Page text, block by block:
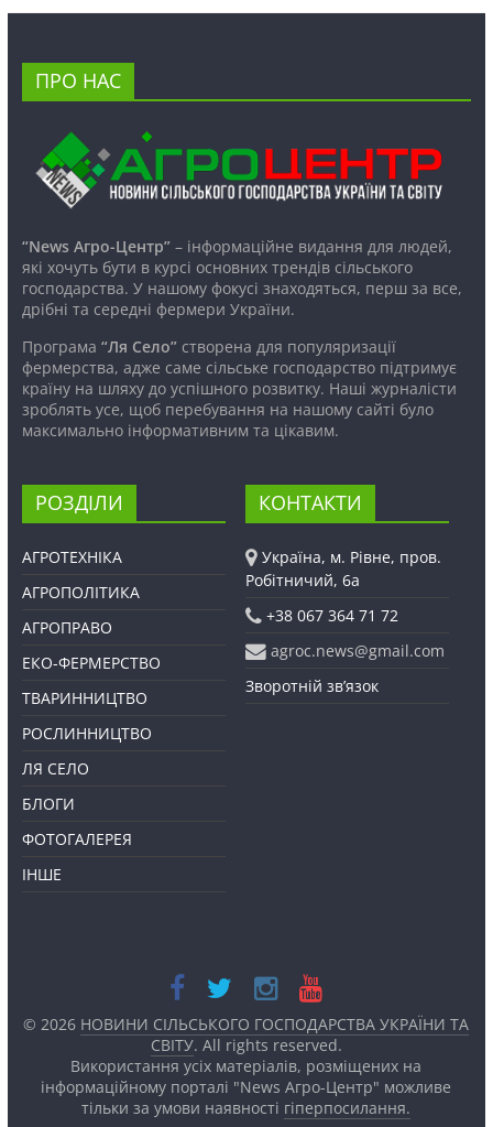
ПРО НАС
“News Агро-Центр”– інформаційне видання для людей,
які хочуть бути в курсі основних трендів сільського
господарства. У нашому фокусі знаходяться, перш за все,
дрібні та середні фермери України.
Програма “Ля Село”створена для популяризації
фермерства, адже саме сільське господарство підтримує
країну на шляху до успішного розвитку. Наші журналісти
зроблять усе, щоб перебування на нашому сайті було
максимально інформативним та цікавим.
РОЗДІЛИ
АГРОТЕХНІКА
АГРОПОЛІТИКА
АГРОПРАВО
ЕКО-ФЕРМЕРСТВО
ТВАРИННИЦТВО
РОСЛИННИЦТВО
ЛЯ СЕЛО
БЛОГИ
ФОТОГАЛЕРЕЯ
ІНШЕ
КОНТАКТИ
Україна, м. Рівне, пров.
Робітничий, 6а
+38 067 364 71 72
agroc.news@gmail.com
Зворотній зв’язок
© 2026 НОВИНИ СІЛЬСЬКОГО ГОСПОДАРСТВА УКРАЇНИ ТА
СВІТУ. All rights reserved.
Використання усіх матеріалів, розміщених на
інформаційному порталі "News Агро-Центр" можливе
тільки за умови наявності гіперпосилання.